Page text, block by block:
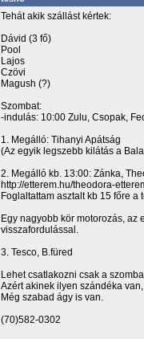
Tehát akik szállást kértek:
Dávid (3 fő)
Pool
Lajos
Czövi
Magush (?)
Szombat:
-indulás: 10:00 Zulu, Csopak,
1. Megálló: Tihanyi Apátság
(Az egyik legszebb kilátás a
2. Megálló kb. 13:00: Zánka,
http://etterem.hu/theodora-
Foglaltattam asztalt kb 15 főre a
Egy nagyobb kör motorozás, az
visszafordulással.
3. Tesco, B.füred
Lehet csatlakozni csak a
Azért akinek ilyen szándéka
Még szabad ágy is van.
(70)582-0302